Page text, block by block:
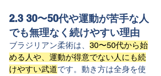
2.3 30〜50代や運動が苦手な人
でも無理なく続けやすい理由
ブラジリアン柔術は、 30〜50代から始
める人や、運動が得意でない人にも続
けやすい武道です。動き方は全身を使